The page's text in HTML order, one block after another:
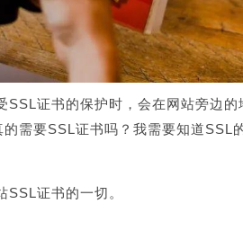
证书的保护时，会在网站旁边的
需要SSL证书吗？我需要知道SSL
证书的一切。